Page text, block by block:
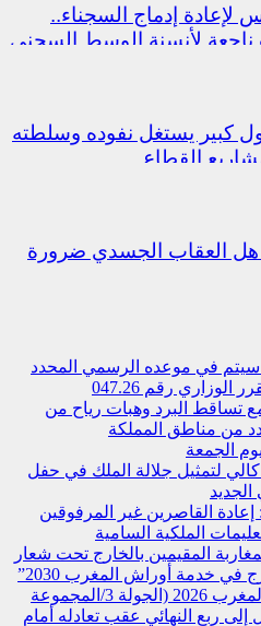
إدماج السجناء..
ناجعة لأنسنة الوسط السجني
كبير يستغل نفوده وسلطته
القطاع
هل العقاب الجسدي ضرورة
سیتم في موعده الرسمي المحدد
رقم 047.26
تساقط البرد وهبات رياح من
من مناطق المملكة
الجمعة
لتمثيل جلالة الملك في حفل
القاصرين غير المرفوقين
الملكية السامية
المقيمين بالخارج تحت شعار
في خدمة أوراش المغرب 2030”
كأس إفريقيا للسيدات – المغرب 2026 (الجولة 3/المجموعة
إلى ربع النهائي عقب تعادله أمام